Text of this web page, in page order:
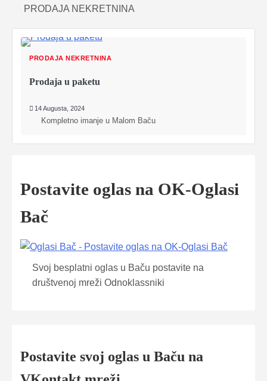
PRODAJA NEKRETNINA
PRODAJA NEKRETNINA
Prodaja u paketu
14 Augusta, 2024
Kompletno imanje u Malom Baču
Postavite oglas na OK-Oglasi
Bač
Svoj besplatni oglas u Baču postavite na
društvenoj mreži Odnoklassniki
Postavite svoj oglas u Baču na